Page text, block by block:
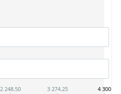
2 248.50 3 274.25 4 300